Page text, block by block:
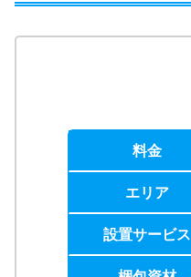
料金
エリア
設置サービス